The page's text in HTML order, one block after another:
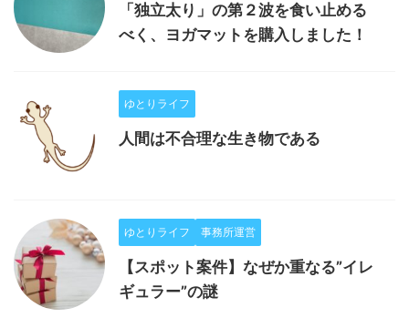
「独立太り」の第２波を食い止める
べく、ヨガマットを購入しました！
ゆとりライフ
人間は不合理な生き物である
ゆとりライフ 事務所運営
【スポット案件】なぜか重なる”イレ
ギュラー”の謎